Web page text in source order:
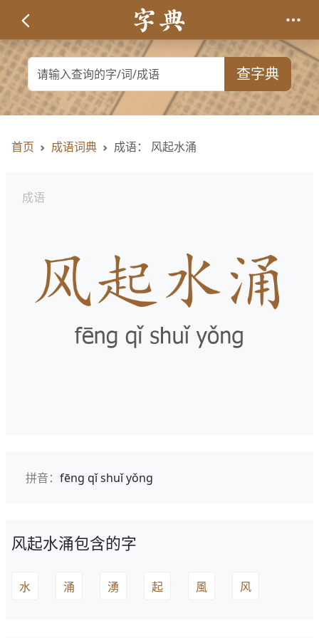
查字典
首页 成语词典 成语： 风起水涌
成语
拼音： fēng qǐ shuǐ yǒng
风起水涌包含的字
水 涌 湧 起 風 风